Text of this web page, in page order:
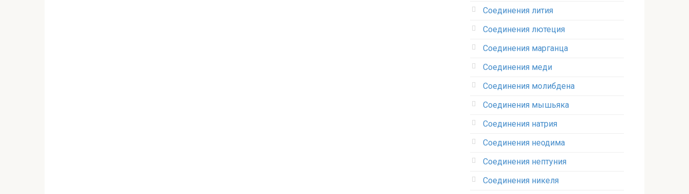
Соединения лития‎
Соединения лютеция‎
Соединения марганца‎
Соединения меди
Соединения молибдена‎
Соединения мышьяка‎ ‎
Соединения натрия‎
Соединения неодима‎
Соединения нептуния‎
Соединения никеля‎